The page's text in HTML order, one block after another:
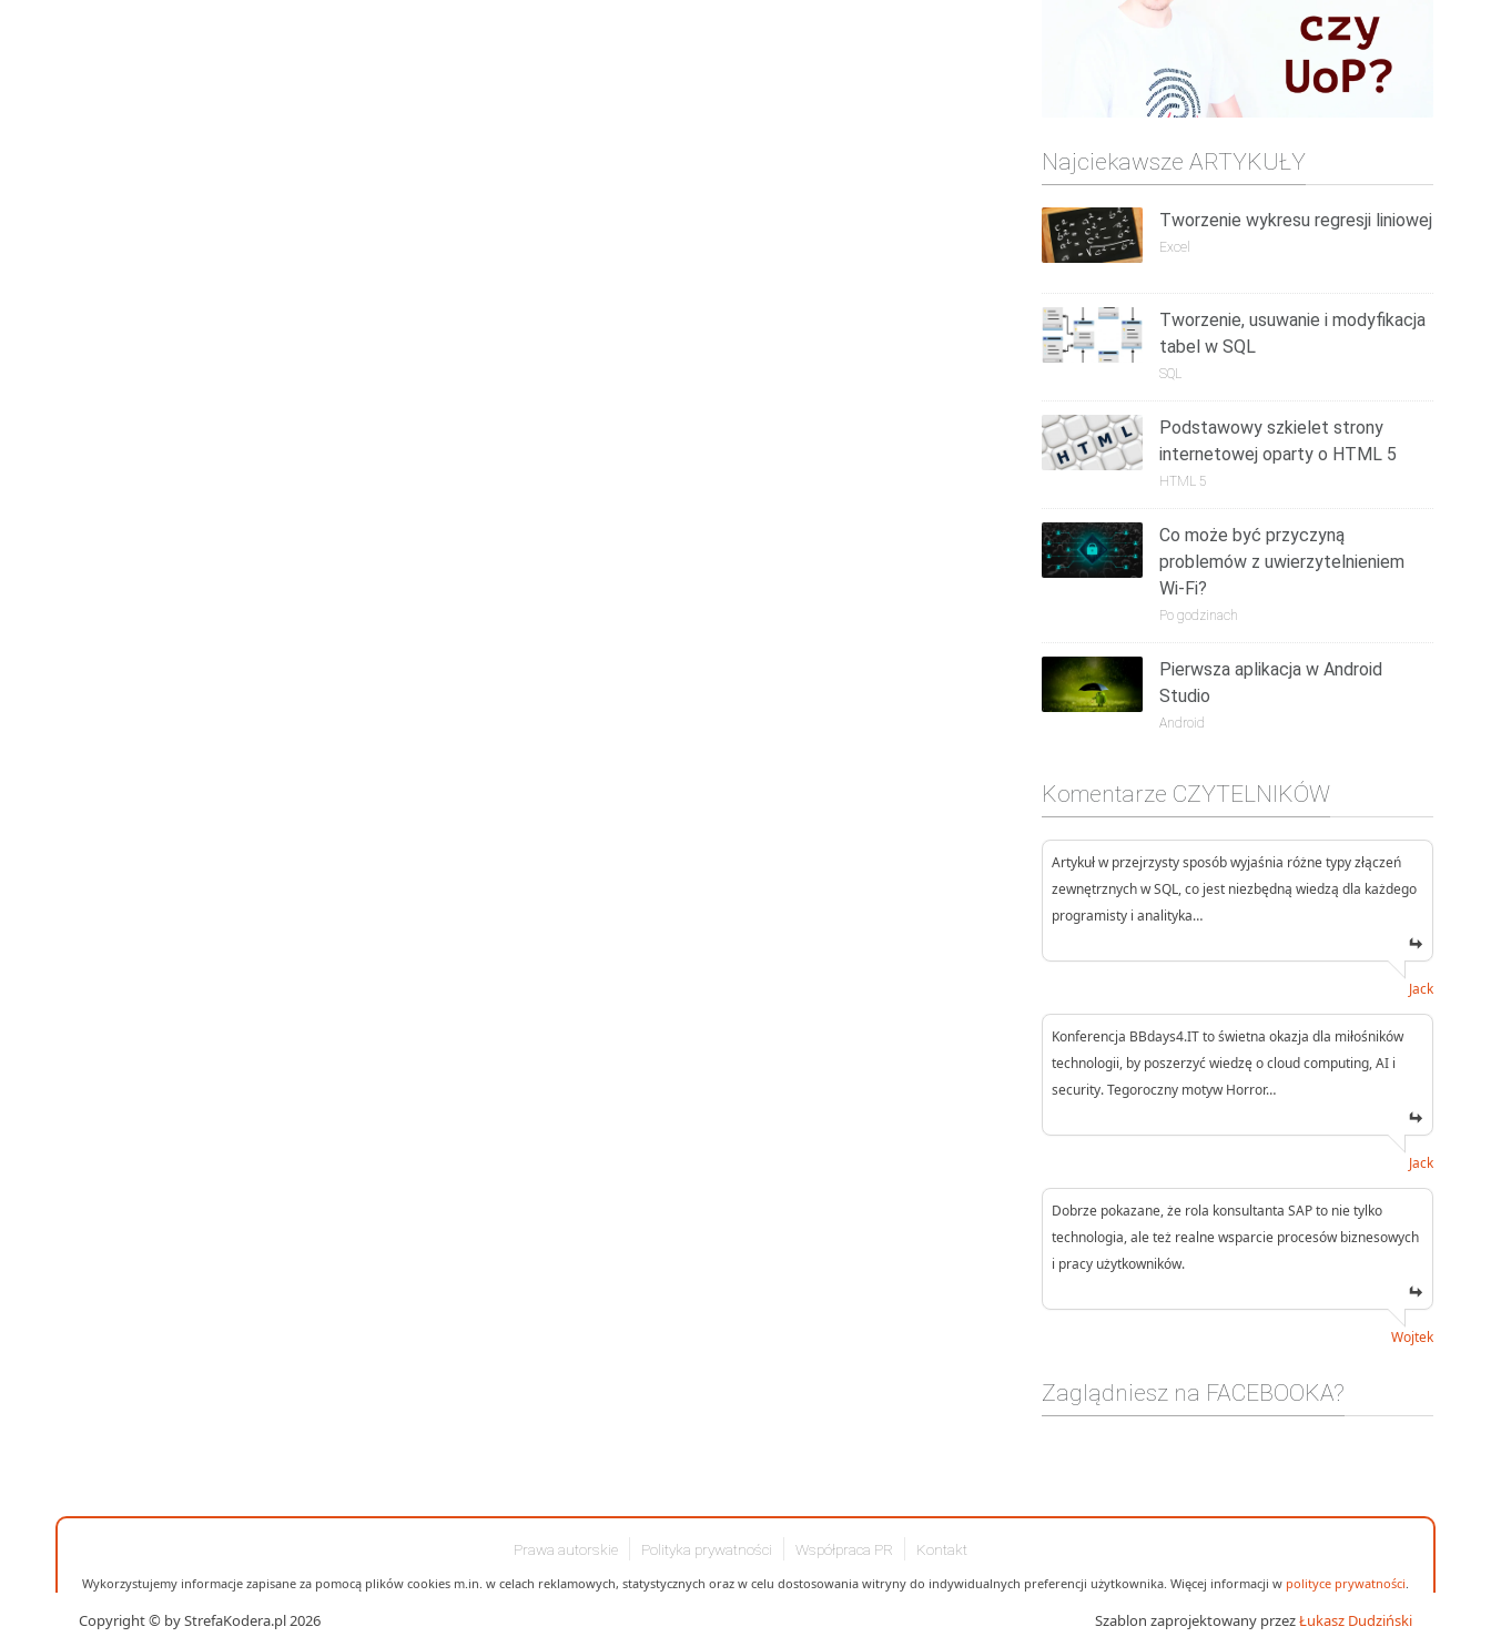
Najciekawsze ARTYKUŁY
Tworzenie wykresu regresji liniowej
Excel
Tworzenie, usuwanie i modyfikacja
tabel w SQL
SQL
Podstawowy szkielet strony
internetowej oparty o HTML 5
HTML 5
Co może być przyczyną
problemów z uwierzytelnieniem
Wi-Fi?
Po godzinach
Pierwsza aplikacja w Android
Studio
Android
Komentarze CZYTELNIKÓW
Artykuł w przejrzysty sposób wyjaśnia różne typy złączeń
zewnętrznych w SQL, co jest niezbędną wiedzą dla każdego
programisty i analityka…
Jack
Konferencja BBdays4.IT to świetna okazja dla miłośników
technologii, by poszerzyć wiedzę o cloud computing, AI i
security. Tegoroczny motyw Horror…
Jack
Dobrze pokazane, że rola konsultanta SAP to nie tylko
technologia, ale też realne wsparcie procesów biznesowych
i pracy użytkowników.
Wojtek
Zaglądniesz na FACEBOOKA?
Prawa autorskie Polityka prywatności Współpraca PR Kontakt
Wykorzystujemy informacje zapisane za pomocą plików cookies m.in. w celach reklamowych, statystycznych oraz w celu dostosowania witryny do indywidualnych preferencji użytkownika. Więcej informacji w polityce prywatności
Copyright © by StrefaKodera.pl 2026 Szablon zaprojektowany przezŁukasz Dudziński